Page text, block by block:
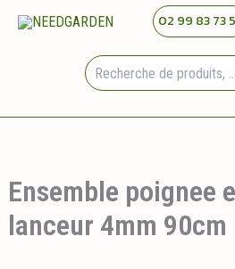
02 99 83 73
Ensemble poignee
lanceur 4mm 90cm